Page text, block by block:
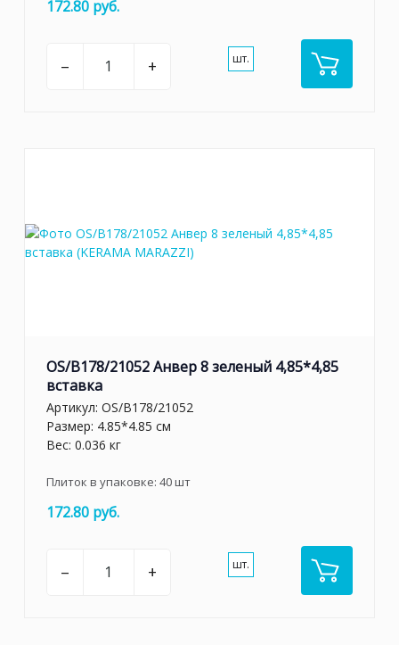
172.80 руб.
– + шт.
OS/B178/21052 Анвер 8 зеленый 4,85*4,85
вставка
Артикул: OS/B178/21052
Размер: 4.85*4.85 см
Вес: 0.036 кг
Плиток в упаковке: 40шт
172.80 руб.
– + шт.